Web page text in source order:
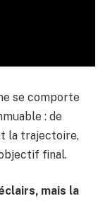
se comporte
: de
la trajectoire,
final.
mais la